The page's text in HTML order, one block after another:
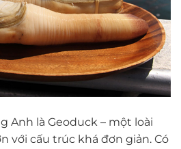
Anh là Geoduck – một loài
với cấu trúc khá đơn giản. Có